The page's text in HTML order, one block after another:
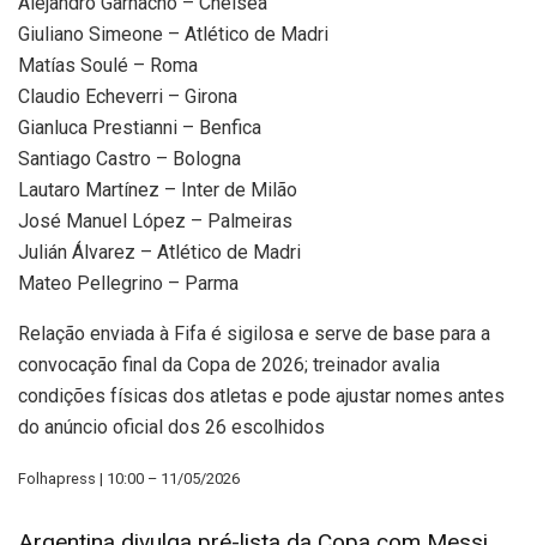
Giuliano Simeone – Atlético de Madri
Matías Soulé – Roma
Claudio Echeverri – Girona
Gianluca Prestianni – Benfica
Santiago Castro – Bologna
Lautaro Martínez – Inter de Milão
José Manuel López – Palmeiras
Julián Álvarez – Atlético de Madri
Mateo Pellegrino – Parma
Relação enviada à Fifa é sigilosa e serve de base para a
convocação final da Copa de 2026; treinador avalia
condições físicas dos atletas e pode ajustar nomes antes
do anúncio oficial dos 26 escolhidos
Folhapress | 10:00 – 11/05/2026